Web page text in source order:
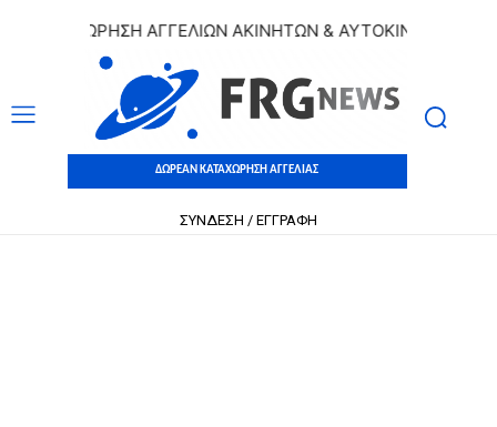
ΑΓΓΕΛΙΩΝ ΑΚΙΝΗΤΩΝ & ΑΥΤΟΚΙΝΗΤΩΝ |
ΔΩΡΕΑΝ ΚΑΤΑΧΩΡΗΣΗ ΑΓΓΕΛΙΑΣ
ΣΥΝΔΕΣΗ / ΕΓΓΡΑΦΗ